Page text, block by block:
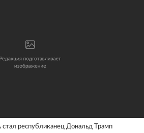
республиканец Дональд Трамп